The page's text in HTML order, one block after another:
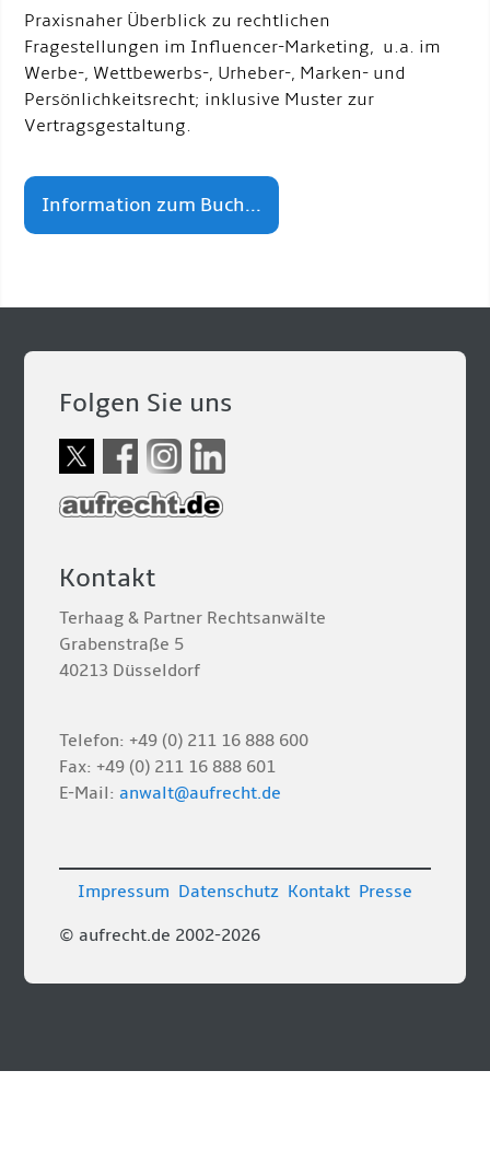
Praxisnaher Überblick zu rechtlichen
Fragestellungen im Influencer-Marketing, u.a. im
Werbe-, Wettbewerbs-, Urheber-, Marken- und
Persönlichkeitsrecht; inklusive Muster zur
Vertragsgestaltung.
Information zum Buch...
Folgen Sie uns
Kontakt
Terhaag & Partner Rechtsanwälte
Grabenstraße 5
40213 Düsseldorf
Telefon: +49 (0) 211 16 888 600
Fax: +49 (0) 211 16 888 601
E-Mail:anwalt@aufrecht.de
© aufrecht.de 2002-2026
Impressum Datenschutz Kontakt Presse